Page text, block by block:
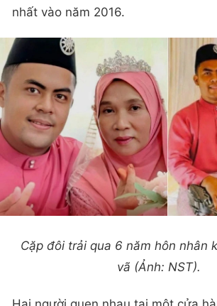
nhất vào năm 2016.
Cặp đôi trải qua 6 năm hôn nhân
vã (Ảnh: NST).